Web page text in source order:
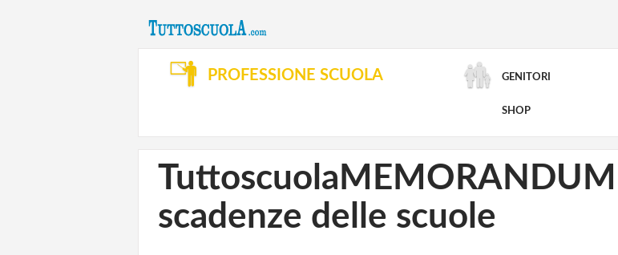
PROFESSIONE SCUOLA GENITORI
SHOP
RICERCA AVANZATA
scadenze delle scuole